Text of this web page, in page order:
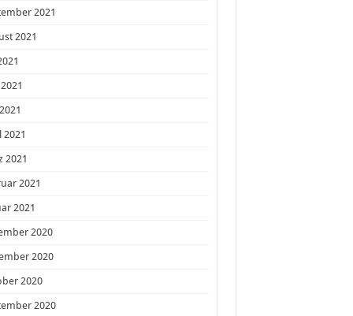
2021
2021
2021
2021
2021
2021
2020
2020
2020
2020